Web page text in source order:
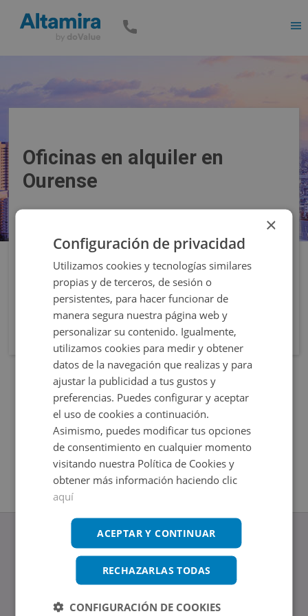
Oficinas en alquiler en
Ourense
Filtros
www.altamirainmuebles.com
Edificio Skylight
Avenida de Manoteras 14-16, 28050, Madrid
×
Configuración de privacidad
Utilizamos cookies y tecnologías similares
propias y de terceros, de sesión o
persistentes, para hacer funcionar de
manera segura nuestra página web y
personalizar su contenido. Igualmente,
utilizamos cookies para medir y obtener
datos de la navegación que realizas y para
ajustar la publicidad a tus gustos y
preferencias. Puedes configurar y aceptar
el uso de cookies a continuación.
Asimismo, puedes modificar tus opciones
de consentimiento en cualquier momento
visitando nuestra Política de Cookies y
obtener más información haciendo clic
aquí
ACEPTAR Y CONTINUAR
RECHAZARLAS TODAS
CONFIGURACIÓN DE COOKIES